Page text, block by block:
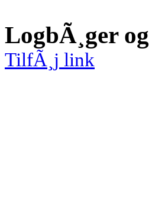
LogbÃ¸ger
TilfÃ¸j link